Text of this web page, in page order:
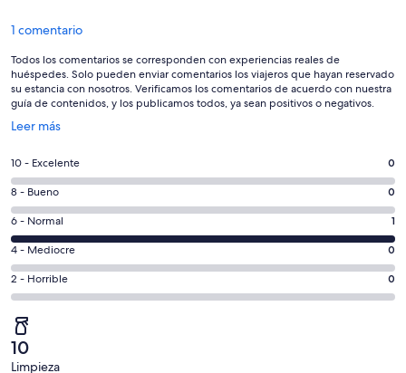
Comentarios
1 comentario
Todos los comentarios se corresponden con experiencias reales de
huéspedes. Solo pueden enviar comentarios los viajeros que hayan reservado
su estancia con nosotros. Verificamos los comentarios de acuerdo con nuestra
guía de contenidos, y los publicamos todos, ya sean positivos o negativos.
Leer más
Se
en
una
ventana
nueva
0
comentarios
de
un
total
de
1
con
una
puntuación
de
10 - Excelente 0
0
comentarios
de
un
total
de
con
una
puntuación
8 - Bueno 0
1
comentarios
de
un
total
de
con
6 - Normal 1
0
comentarios
de
total
de
1
4 - Mediocre 0
0
comentarios
de
un
total
2 - Horrible 0
10
Limpieza